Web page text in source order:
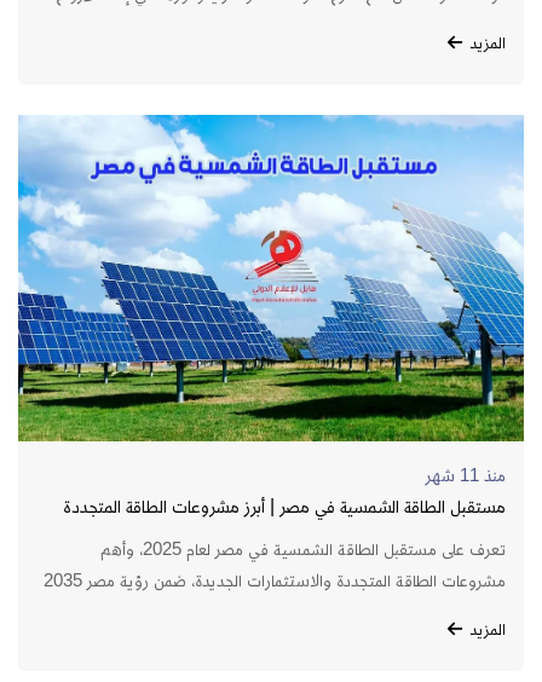
المزيد
منذ 11 شهر
مستقبل الطاقة الشمسية في مصر | أبرز مشروعات الطاقة المتجددة
تعرف على مستقبل الطاقة الشمسية في مصر لعام 2025، وأهم
مشروعات الطاقة المتجددة والاستثمارات الجديدة، ضمن رؤية مصر 2035
المزيد